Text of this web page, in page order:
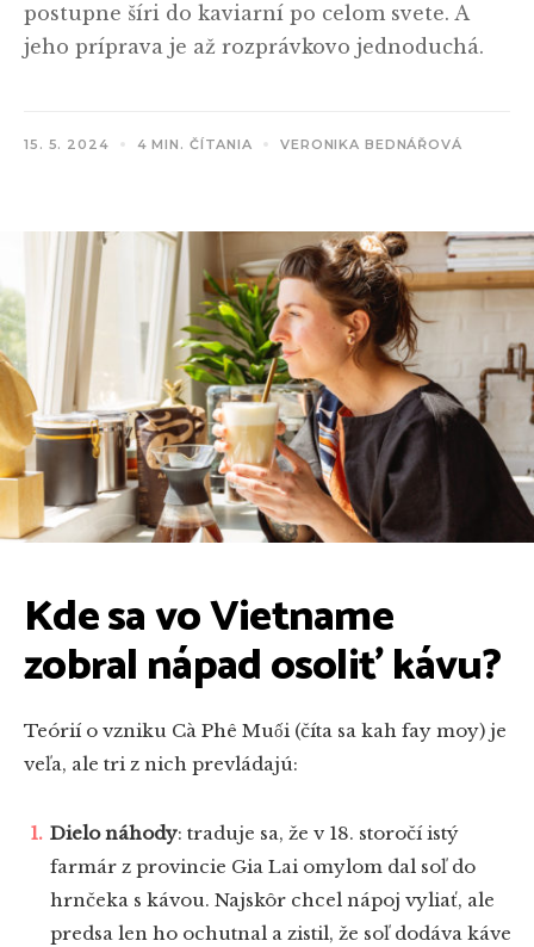
postupne šíri do kaviarní po celom svete. A
jeho príprava je až rozprávkovo jednoduchá.
15. 5. 2024 4 MIN. ČÍTANIA VERONIKA BEDNÁŘOVÁ
Kde sa vo Vietname
zobral nápad osoliť kávu?
Teórií o vzniku Cà Phê Muối (číta sa kah fay moy) je
veľa, ale tri z nich prevládajú:
Dielo náhody: traduje sa, že v 18. storočí istý
farmár z provincie Gia Lai omylom dal soľ do
hrnčeka s kávou. Najskôr chcel nápoj vyliať, ale
predsa len ho ochutnal a zistil, že soľ dodáva káve